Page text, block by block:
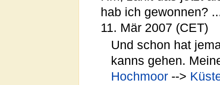
hab ich gewonnen?
11. Mär 2007 (CET)
Und schon hat
kanns gehen.
Hochmoor-->